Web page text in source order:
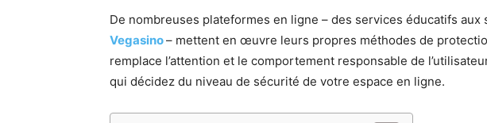
De nombreuses plateformes en ligne – des services éducatifs
Vegasino– mettent en œuvre leurs propres méthodes de
remplace l’attention et le comportement responsable de
qui décidez du niveau de sécurité de votre espace en ligne.